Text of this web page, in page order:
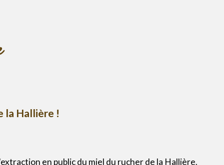
la Hallière !
en public du miel du rucher de la Hallière.